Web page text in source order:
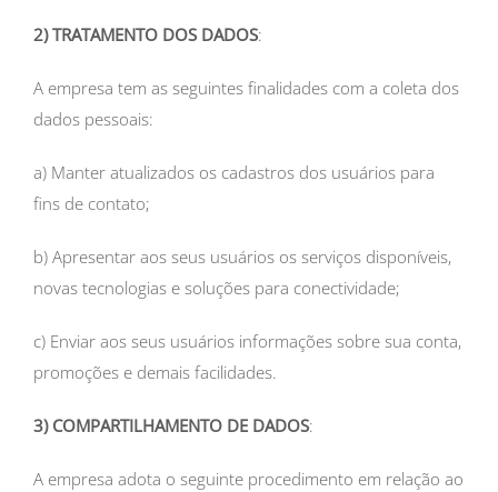
2) TRATAMENTO DOS DADOS:
A empresa tem as seguintes finalidades com a coleta dos
dados pessoais:
a) Manter atualizados os cadastros dos usuários para
fins de contato;
b) Apresentar aos seus usuários os serviços disponíveis,
novas tecnologias e soluções para conectividade;
c) Enviar aos seus usuários informações sobre sua conta,
promoções e demais facilidades.
3) COMPARTILHAMENTO DE DADOS:
A empresa adota o seguinte procedimento em relação ao